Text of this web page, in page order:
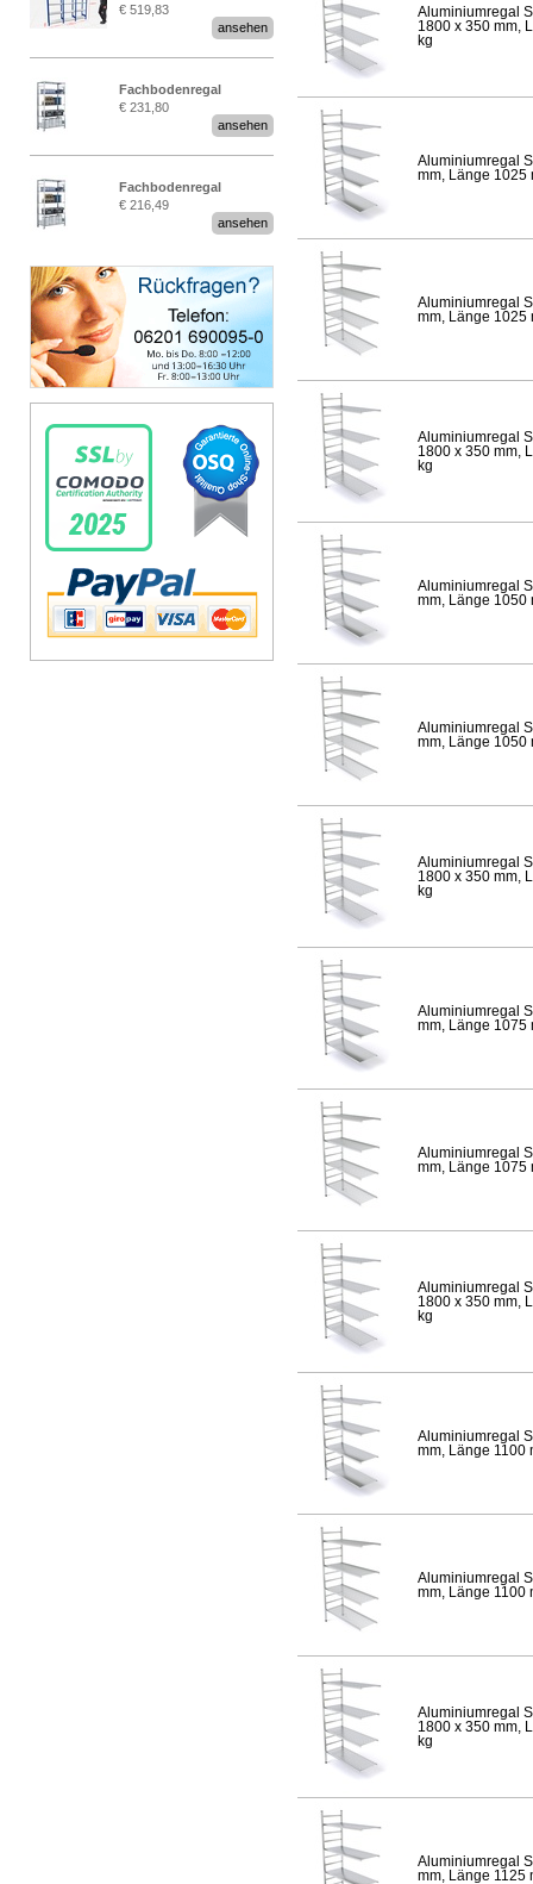
Stecksystem MultiPlus
2,25 Meter breit
€ 519,83
ansehen
Fachbodenregal
Stecksystem MultiPlus
€ 231,80
ansehen
Fachbodenregal
Stecksystem MultiPlus
€ 216,49
ansehen
Aluminiumregal
1800 x 350 mm,
kg
Aluminiumregal
mm, Länge 1025
Aluminiumregal
mm, Länge 1025
Aluminiumregal
1800 x 350 mm,
kg
Aluminiumregal
mm, Länge 1050
Aluminiumregal
mm, Länge 1050
Aluminiumregal
1800 x 350 mm,
kg
Aluminiumregal
mm, Länge 1075
Aluminiumregal
mm, Länge 1075
Aluminiumregal
1800 x 350 mm,
kg
Aluminiumregal
mm, Länge 1100
Aluminiumregal
mm, Länge 1100
Aluminiumregal
1800 x 350 mm,
kg
Aluminiumregal
mm, Länge 1125